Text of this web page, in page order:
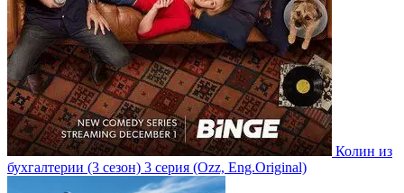
Колин из
бухгалтерии (3 сезон) 3 серия (Ozz, Eng.Original)